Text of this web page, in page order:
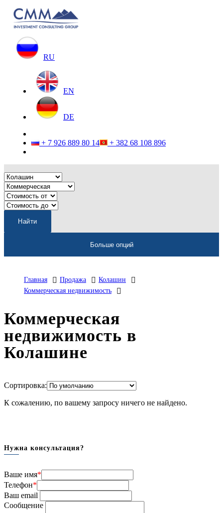
RU
EN
DE
+ 7 926 889 80 14 + 382 68 108 896
Больше опций
Главная Продажа
Колашин
Коммерческая недвижимость
Коммерческая
недвижимость в
Колашине
Сортировка:
К сожалению, по вашему запросу ничего не найдено.
Нужна консультация?
Ваше имя*
Телефон*
Ваш email
Сообщение